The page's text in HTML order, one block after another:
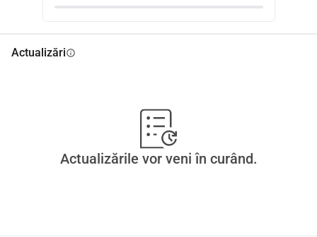
Actualizăriinfo
Actualizările vor veni în curând.